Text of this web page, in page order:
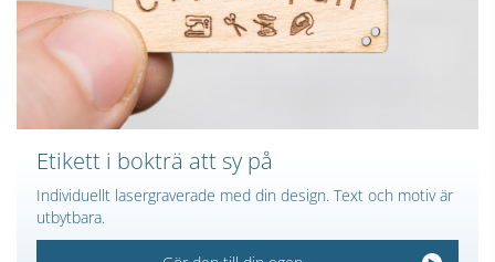
Etikett i bokträ att sy på
Individuellt lasergraverade med din design. Text och motiv är
utbytbara.